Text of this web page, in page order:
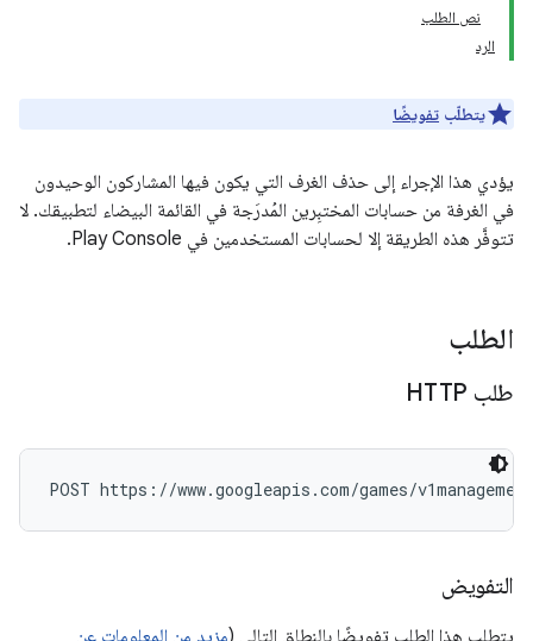
نص الطلب
الرد
يتطلّب تفويضًا
يؤدي هذا الإجراء إلى حذف الغرف التي يكون فيها المشاركون الوحيدون
في الغرفة من حسابات المختبِرين المُدرَجة في القائمة البيضاء لتطبيقك. لا
تتوفَّر هذه الطريقة إلا لحسابات المستخدمين في Play Console.
الطلب
طلب HTTP
POST https://www.googleapis.com/games/
التفويض
يتطلب هذا الطلب تفويضًا بالنطاق التالي (مزيد من المعلومات عن